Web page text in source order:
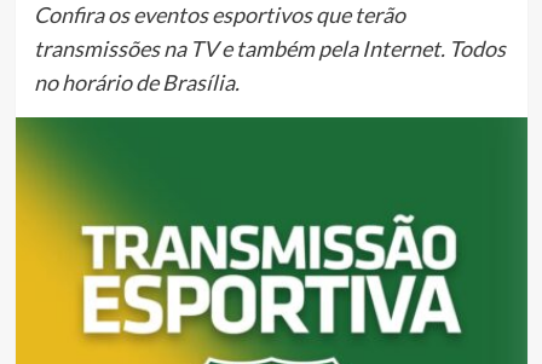
Confira os eventos esportivos que terão
transmissões na TV e também pela Internet. Todos
no horário de Brasília.